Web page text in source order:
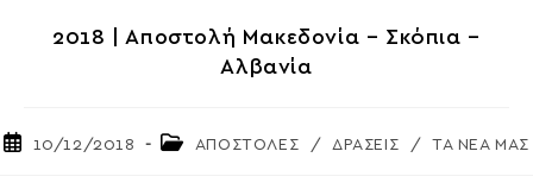
2018 | Αποστολή Μακεδονία – Σκόπια –
Αλβανία
Post10/12/2018
PostΑΠΟΣΤΟΛΕΣ / ΔΡΑΣΕΙΣ / ΤΑ ΝΕΑ ΜΑΣ